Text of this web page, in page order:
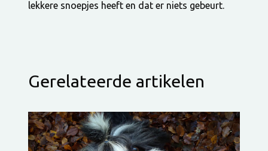
lekkere snoepjes heeft en dat er niets gebeurt.
Gerelateerde artikelen